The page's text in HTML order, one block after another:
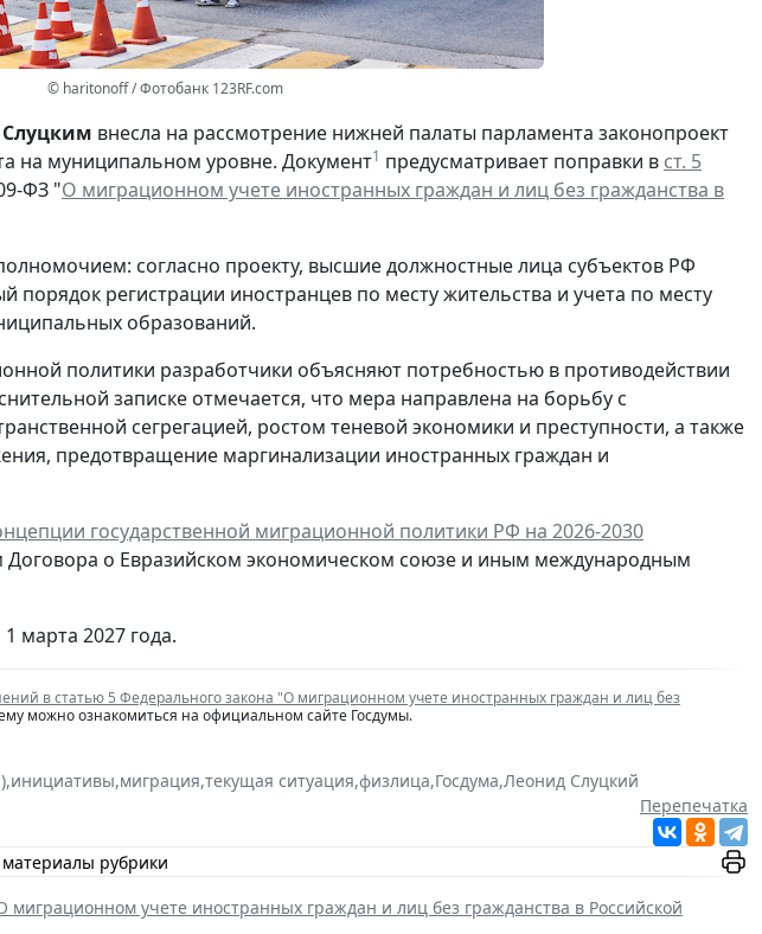
© haritonoff / Фотобанк 123RF.com
внесла на рассмотрение нижней палаты парламента законопроект
на муниципальном уровне. Документ1 предусматривает поправки в ст. 5
ФЗ "О миграционном учете иностранных граждан и лиц без гражданства в
согласно проекту, высшие должностные лица субъектов РФ
порядок регистрации иностранцев по месту жительства и учета по месту
образований.
политики разработчики объясняют потребностью в противодействии
записке отмечается, что мера направлена на борьбу с
сегрегацией, ростом теневой экономики и преступности, а также
предотвращение маргинализации иностранных граждан и
государственной миграционной политики РФ на 2026-2030
о Евразийском экономическом союзе и иным международным
марта 2027 года.
в статью 5 Федерального закона "О миграционном учете иностранных граждан и лиц без
можно ознакомиться на официальном сайте Госдумы.
,инициативы,миграция,текущая ситуация,физлица,Госдума,Леонид Слуцкий
Перепечатка
рубрики
миграционном учете иностранных граждан и лиц без гражданства в Российской